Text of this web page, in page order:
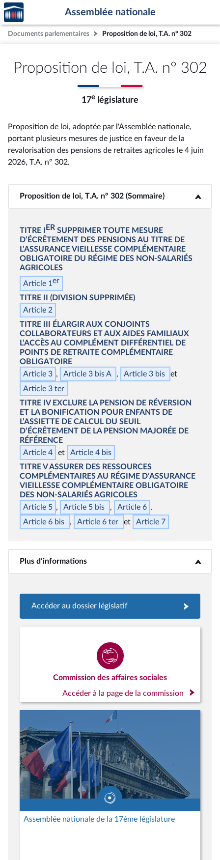
Aller au contenu
Aller en bas de la page
Accèder
à la
page
d'accueil
Assemblée nationale
Documents parlementaires Proposition de loi, T.A. n° 302
Proposition de loi, T.A. n° 302
17e législature
Proposition de loi, adoptée par l'Assemblée nationale,
portant plusieurs mesures de justice en faveur de la
revalorisation des pensions de retraites agricoles le 4 juin
2026, T.A. n° 302.
Proposition de loi, T.A. n° 302 (Sommaire)
<b>Proposition de loi, T.A. n° 302 (Sommaire)</b>
TITRE I ER SUPPRIMER TOUTE MESURE
D’ÉCRÊTEMENT DES PENSIONS AU TITRE DE
L’ASSURANCE VIEILLESSE COMPLÉMENTAIRE
OBLIGATOIRE DU RÉGIME DES NON‑SALARIÉS
AGRICOLES
Article 1 er
TITRE II
(DIVISION SUPPRIMÉE)
Article 2
TITRE III
ÉLARGIR AUX CONJOINTS
COLLABORATEURS ET AUX AIDES FAMILIAUX
L’ACCÈS AU COMPLÉMENT DIFFÉRENTIEL DE
POINTS DE RETRAITE COMPLÉMENTAIRE
OBLIGATOIRE
Article 3
Article 3 bisA Article 3 bis
Article 3 ter
TITRE IVEXCLURE LA PENSION DE RÉVERSION
ET LA BONIFICATION POUR ENFANTS DE
L’ASSIETTE DE CALCUL DU SEUIL
D’ÉCRÊTEMENT DE LA PENSION MAJORÉE DE
RÉFÉRENCE
Article 4
Article 4 bis
TITRE VASSURER DES RESSOURCES
COMPLÉMENTAIRES AU RÉGIME D’ASSURANCE
VIEILLESSE COMPLÉMENTAIRE OBLIGATOIRE
DES NON‑SALARIÉS AGRICOLES
Article 5
Article 5 bis
Article 6
Article 6 bis Article 6 ter Article 7
Plus d’informations<b>Plus d’informations</b>
Accéder au dossier législatif
Commission des affaires sociales
Accéder à la page de la commission
Assemblée nationale de la 17ème législature